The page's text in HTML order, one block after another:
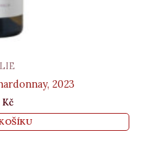
2023
Kč